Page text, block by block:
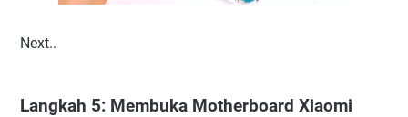
Next..
Langkah 5: Membuka Motherboard Xiaomi